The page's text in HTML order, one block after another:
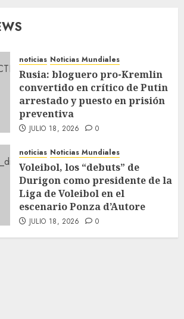
noticias Noticias Mundiales
Rusia: bloguero pro-Kremlin
convertido en crítico de Putin
arrestado y puesto en prisión
preventiva
JULIO 18, 2026 0
noticias Noticias Mundiales
Voleibol, los “debuts” de
Durigon como presidente de la
Liga de Voleibol en el
escenario Ponza d’Autore
JULIO 18, 2026 0